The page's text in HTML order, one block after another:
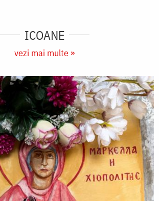
ICOANE
vezi mai multe »